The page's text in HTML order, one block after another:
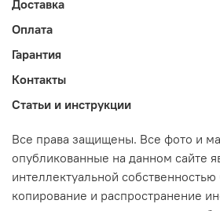
Доставка
Оплата
Гарантия
Контакты
Статьи и инструкции
Все права защищены. Все фото и
опубликованные на данном сайте
интеллектуальной
копирование и распространение